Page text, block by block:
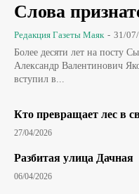
Слова
Редакция Газеты Маяк - 31/
Более десяти лет на посту
Александр Валентинович
вступил в...
Кто превращает лес в
27/04/2026
Разбитая улица Дачная
06/04/2026